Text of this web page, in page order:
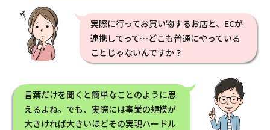
実際に行ってお買い物するお店と、ECが
連携してって…どこも普通にやっている
ことじゃないんですか？
言葉だけを聞くと簡単なことのように思
えるよね。でも、実際には事業の規模が
大きければ大きいほどその実現ハードル